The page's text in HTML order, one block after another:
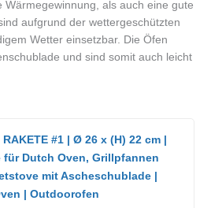
Wärmegewinnung, als auch eine gute
aufgrund der wettergeschützten
Wetter einsetzbar. Die Öfen
und sind somit auch leicht
#1 | Ø 26 x (H) 22 cm |
für Dutch Oven, Grillpfannen
mit Ascheschublade |
| Outdoorofen